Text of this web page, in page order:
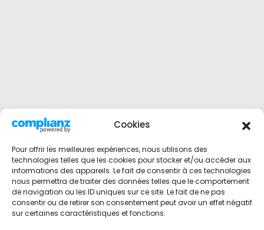
Cookies
Pour offrir les meilleures expériences, nous utilisons des
technologies telles que les cookies pour stocker et/ou accéder aux
informations des appareils. Le fait de consentir à ces technologies
nous permettra de traiter des données telles que le comportement
de navigation ou les ID uniques sur ce site. Le fait de ne pas
consentir ou de retirer son consentement peut avoir un effet négatif
sur certaines caractéristiques et fonctions.